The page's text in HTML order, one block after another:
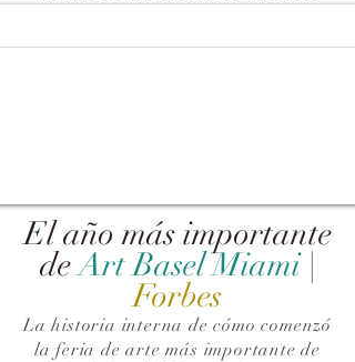
El año más importante
de Art Basel Miami |
Forbes
La historia interna de cómo comenzó
la feria de arte más importante de